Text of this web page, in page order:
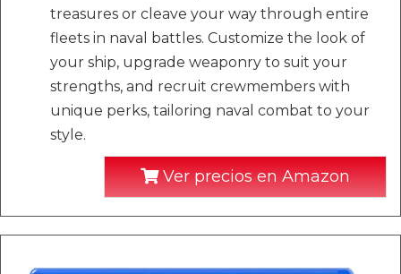
treasures or cleave your way through entire
fleets in naval battles. Customize the look of
your ship, upgrade weaponry to suit your
strengths, and recruit crewmembers with
unique perks, tailoring naval combat to your
style.
Ver precios en Amazon